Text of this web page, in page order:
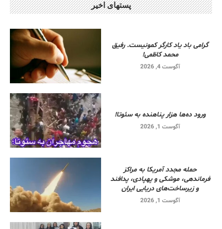
پستهای اخیر
گرامی باد یاد کارگر کمونیست. رفیق
محمد کاظمی!
آگوست 4, 2026
ورود ده‌ها هزار پناهنده به سئوتا!
آگوست 1, 2026
حمله مجدد آمریکا به مراکز
فرماندهی، موشکی و پهپادی، پدافند
و زیرساخت‌های دریایی ایران
آگوست 1, 2026